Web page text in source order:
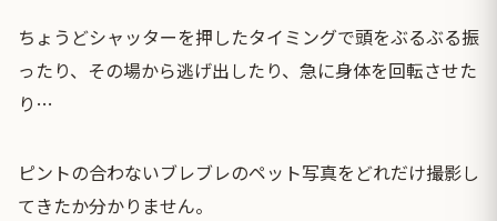
ちょうどシャッターを押したタイミングで頭をぶるぶる振
ったり、その場から逃げ出したり、急に身体を回転させた
り…
ピントの合わないブレブレのペット写真をどれだけ撮影し
てきたか分かりません。